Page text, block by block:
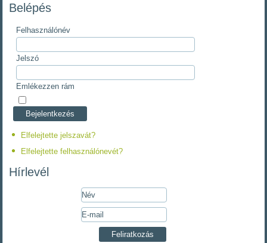
Belépés
Felhasználónév
Jelszó
Emlékezzen rám
Elfelejtette jelszavát?
Elfelejtette felhasználónevét?
Hírlevél